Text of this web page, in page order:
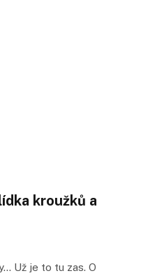
kroužků a
Už je to tu zas. O